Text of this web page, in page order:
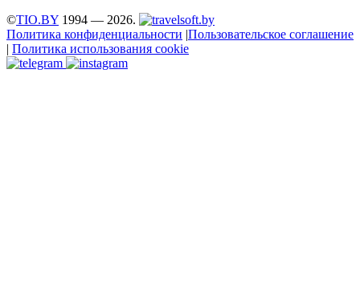
©TIO.BY 1994 — 2026.
Политика конфиденциальности |Пользовательское соглашение
| Политика использования cookie